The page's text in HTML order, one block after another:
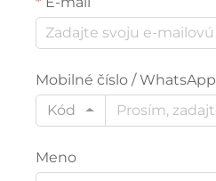
Mobilné číslo / WhatsApp
Kód
Meno